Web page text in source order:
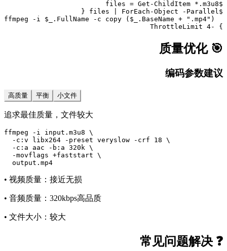
} -ThrottleLimit 4
🎯 质量优化
编码参数建议
高质量 平衡 小文件
追求最佳质量，文件较大
ffmpeg -i input.m3u8 \
  -c:v libx264 -preset veryslow -crf 18 \
  -c:a aac -b:a 320k \
  -movflags +faststart \
  output.mp4
• 视频质量：接近无损
• 音频质量：320kbps高品质
• 文件大小：较大
❓ 常见问题解决